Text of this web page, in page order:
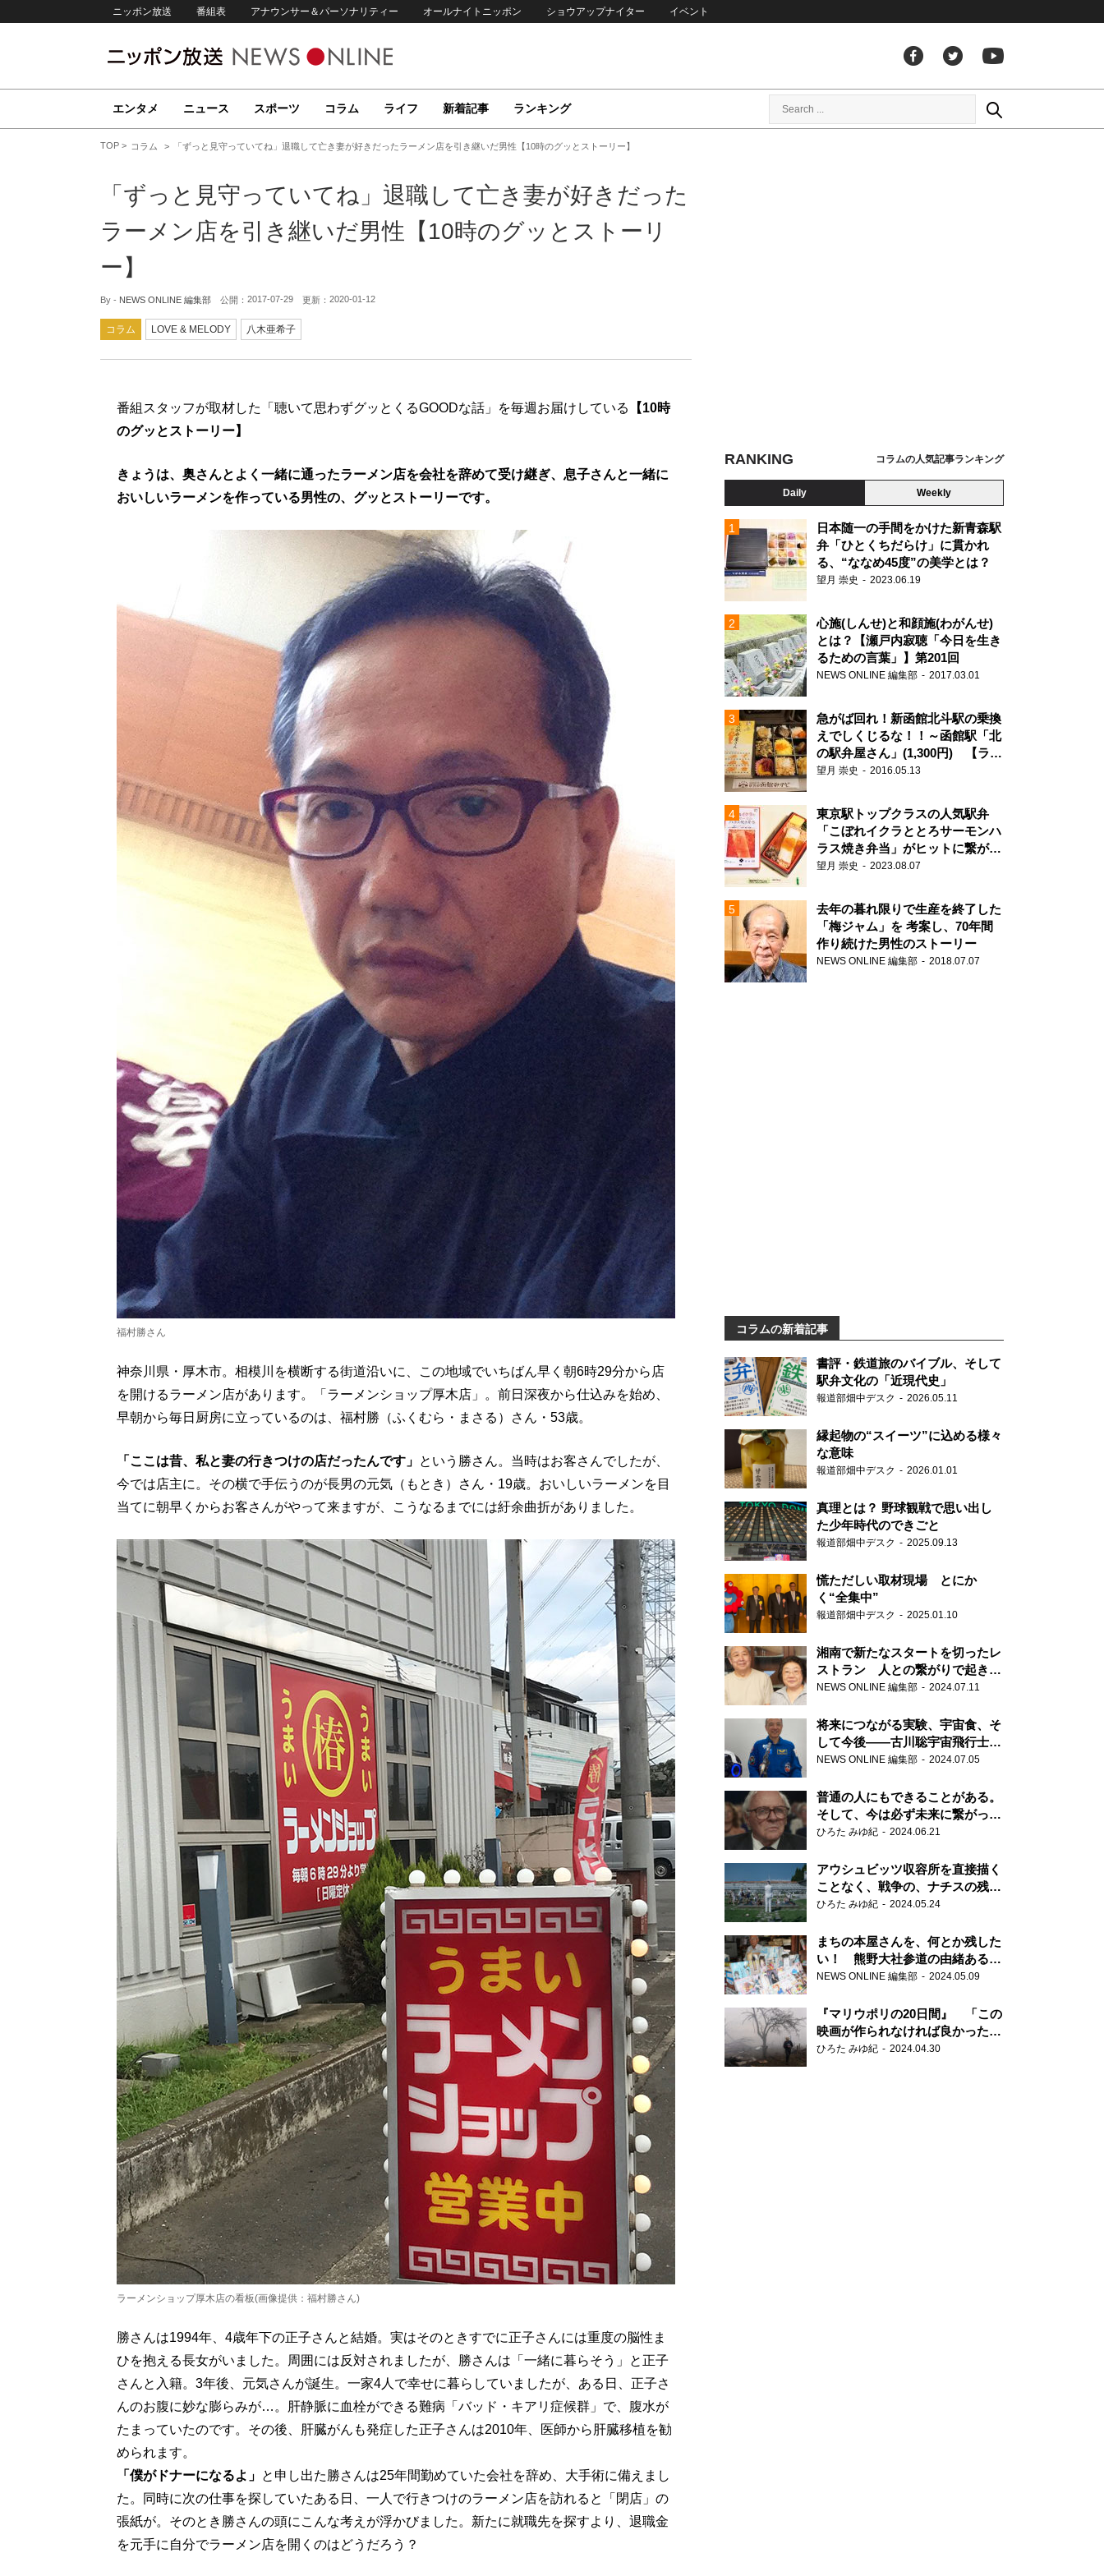
ニッポン放送 番組表 アナウンサー＆パーソナリティー オールナイトニッポン ショウアップナイター イベント
エンタメ ニュース スポーツ コラム ライフ 新着記事 ランキング
TOP コラム 「ずっと見守っていてね」退職して亡き妻が好きだったラーメン店を引き継いだ男性【10時のグッとストーリー】
「ずっと見守っていてね」退職して亡き妻が好きだった
ラーメン店を引き継いだ男性【10時のグッとストーリ
ー】
By - NEWS ONLINE 編集部 公開： 2017-07-29 更新： 2020-01-12
コラム LOVE & MELODY 八木亜希子
番組スタッフが取材した「聴いて思わずグッとくるGOODな話」を毎週お届けしている
【10時
のグッとストーリー】
きょうは、奥さんとよく一緒に通ったラーメン店を会社を辞めて受け継ぎ、息子さんと一緒に
おいしいラーメンを作っている男性の、グッとストーリーです。
福村勝さん
神奈川県・厚木市。相模川を横断する街道沿いに、この地域でいちばん早く朝6時29分から店
を開けるラーメン店があります。「ラーメンショップ厚木店」。前日深夜から仕込みを始め、
早朝から毎日厨房に立っているのは、福村勝（ふくむら・まさる）さん・53歳。
「ここは昔、私と妻の行きつけの店だったんです」 という勝さん。当時はお客さんでしたが、
今では店主に。その横で手伝うのが長男の元気（もとき）さん・19歳。おいしいラーメンを目
当てに朝早くからお客さんがやって来ますが、こうなるまでには紆余曲折がありました。
ラーメンショップ厚木店の看板(画像提供：福村勝さん)
勝さんは1994年、4歳年下の正子さんと結婚。実はそのときすでに正子さんには重度の脳性ま
ひを抱える長女がいました。周囲には反対されましたが、勝さんは「一緒に暮らそう」と正子
さんと入籍。3年後、元気さんが誕生。一家4人で幸せに暮らしていましたが、ある日、正子さ
んのお腹に妙な膨らみが…。肝静脈に血栓ができる難病「バッド・キアリ症候群」で、腹水が
たまっていたのです。その後、肝臓がんも発症した正子さんは2010年、医師から肝臓移植を勧
められます。
「僕がドナーになるよ」 と申し出た勝さんは25年間勤めていた会社を辞め、大手術に備えまし
た。同時に次の仕事を探していたある日、一人で行きつけのラーメン店を訪れると「閉店」の
張紙が。そのとき勝さんの頭にこんな考えが浮かびました。新たに就職先を探すより、退職金
を元手に自分でラーメン店を開くのはどうだろう？
RANKING コラムの人気記事ランキング
Daily Weekly
日本随一の手間をかけた新青森駅
弁「ひとくちだらけ」に貫かれ
る、“ななめ45度”の美学とは？
望月 崇史 2023.06.19
心施(しんせ)と和顔施(わがんせ)
とは？【瀬戸内寂聴「今日を生き
るための言葉」】第201回
NEWS ONLINE 編集部 2017.03.01
急がば回れ！新函館北斗駅の乗換
えでしくじるな！！～函館駅「北
の駅弁屋さん」(1,300円) 【ライ
ター望月の駅弁膝栗毛】
望月 崇史 2016.05.13
東京駅トップクラスの人気駅弁
「こぼれイクラととろサーモンハ
ラス焼き弁当」がヒットに繋がっ
た理由
望月 崇史 2023.08.07
去年の暮れ限りで生産を終了した
「梅ジャム」を 考案し、70年間
作り続けた男性のストーリー
NEWS ONLINE 編集部 2018.07.07
コラムの新着記事
書評・鉄道旅のバイブル、そして
駅弁文化の「近現代史」
報道部畑中デスク 2026.05.11
縁起物の“スイーツ”に込める様々
な意味
報道部畑中デスク 2026.01.01
真理とは？ 野球観戦で思い出し
た少年時代のできごと
報道部畑中デスク 2025.09.13
慌ただしい取材現場 とにか
く“全集中”
報道部畑中デスク 2025.01.10
湘南で新たなスタートを切ったレ
ストラン 人との繋がりで起きた
奇跡
NEWS ONLINE 編集部 2024.07.11
将来につながる実験、宇宙食、そ
して今後――古川聡宇宙飛行士単
独インタビュー
NEWS ONLINE 編集部 2024.07.05
普通の人にもできることがある。
そして、今は必ず未来に繋がって
いく……『ONE LIFE 奇跡が繋い
ひろた みゆ紀 2024.06.21
アウシュビッツ収容所を直接描く
ことなく、戦争の、ナチスの残虐
さが見える映画 『関心領域』
ひろた みゆ紀 2024.05.24
まちの本屋さんを、何とか残した
い！ 熊野大社参道の由緒ある書
店・三代目の強い思い
NEWS ONLINE 編集部 2024.05.09
『マリウポリの20日間』 「この
映画が作られなければ良かった」
と語る監督
ひろた みゆ紀 2024.04.30